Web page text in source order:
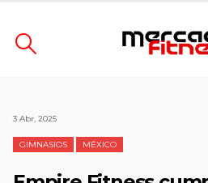
3 Abr, 2025
GIMNASIOS MÉXICO